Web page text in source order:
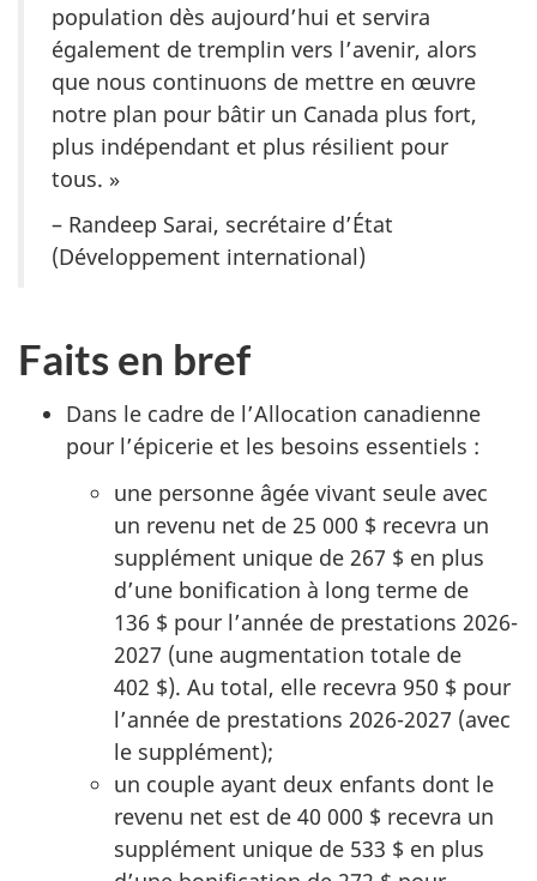
population dès aujourd’hui et servira
également de tremplin vers l’avenir, alors
que nous continuons de mettre en œuvre
notre plan pour bâtir un Canada plus fort,
plus indépendant et plus résilient pour
tous. »
– Randeep Sarai, secrétaire d’État
(Développement international)
Faits en bref
Dans le cadre de l’Allocation canadienne
pour l’épicerie et les besoins essentiels :
une personne âgée vivant seule avec
un revenu net de 25 000 $ recevra un
supplément unique de 267 $ en plus
d’une bonification à long terme de
136 $ pour l’année de prestations 2026-
2027 (une augmentation totale de
402 $). Au total, elle recevra 950 $ pour
l’année de prestations 2026-2027 (avec
le supplément);
un couple ayant deux enfants dont le
revenu net est de 40 000 $ recevra un
supplément unique de 533 $ en plus